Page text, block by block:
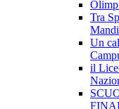
Tra
Un
il